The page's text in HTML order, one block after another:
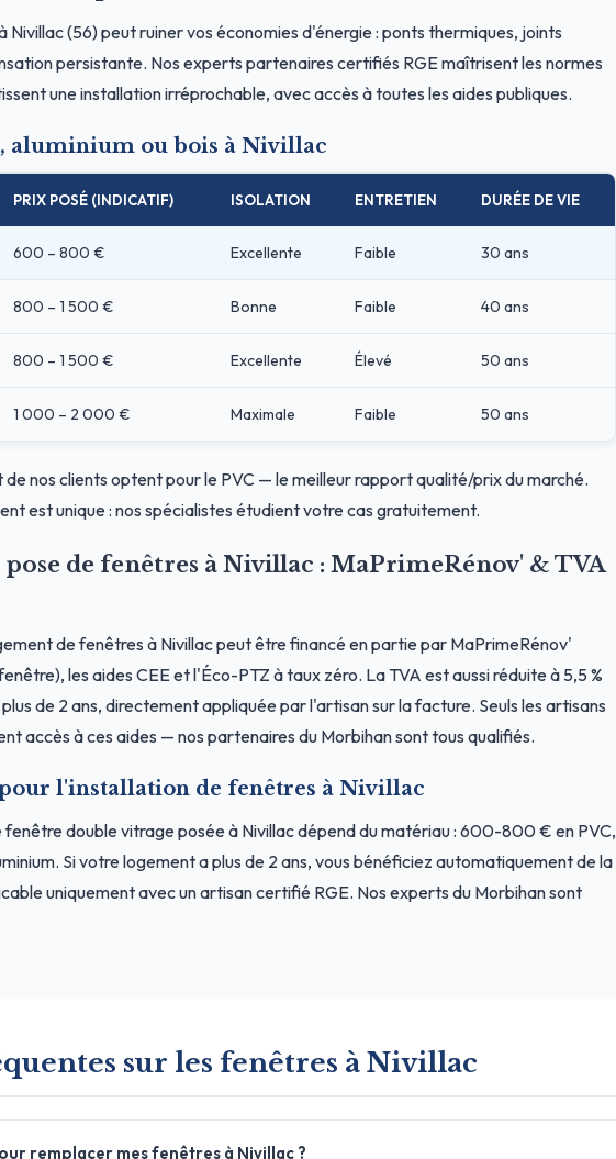
Nivillac (56) peut ruiner vos économies d'énergie : ponts thermiques, joints
persistante. Nos experts partenaires certifiés RGE maîtrisent les normes
une installation irréprochable, avec accès à toutes les aides publiques.
aluminium ou bois à Nivillac
PRIX POSÉ (INDICATIF) ISOLATION ENTRETIEN DURÉE DE VIE
600 – 800 € Excellente Faible 30 ans
800 – 1 500 € Bonne Faible 40 ans
800 – 1 500 € Excellente Élevé 50 ans
1 000 – 2 000 € Maximale Faible 50 ans
de nos clients optent pour le PVC — le meilleur rapport qualité/prix du marché.
est unique : nos spécialistes étudient votre cas gratuitement.
de fenêtres à Nivillac : MaPrimeRénov' & TVA
de fenêtres à Nivillac peut être financé en partie par MaPrimeRénov'
les aides CEE et l'Éco-PTZ à taux zéro. La TVA est aussi réduite à 5,5 %
de 2 ans, directement appliquée par l'artisan sur la facture. Seuls les artisans
accès à ces aides — nos partenaires du Morbihan sont tous qualifiés.
l'installation de fenêtres à Nivillac
fenêtre double vitrage posée à Nivillac dépend du matériau : 600-800 € en PVC,
Si votre logement a plus de 2 ans, vous bénéficiez automatiquement de la
uniquement avec un artisan certifié RGE. Nos experts du Morbihan sont
sur les fenêtres à Nivillac
remplacer mes fenêtres à Nivillac ?